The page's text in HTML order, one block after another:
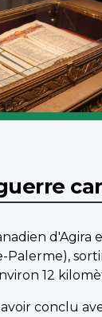
Palerme),
12
avoir conclu